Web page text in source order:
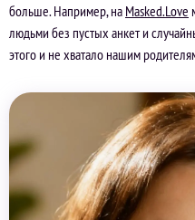
больше. Например, на Masked.Love
людьми без пустых анкет и
этого и не хватало нашим